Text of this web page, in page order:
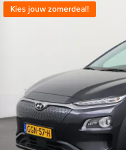
Kies jouw zomerdeal!